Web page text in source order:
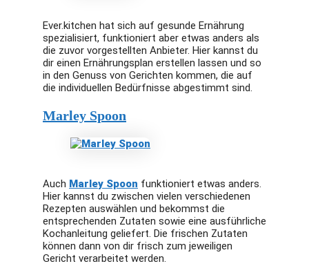
Ever.kitchen hat sich auf gesunde Ernährung
spezialisiert, funktioniert aber etwas anders als
die zuvor vorgestellten Anbieter. Hier kannst du
dir einen Ernährungsplan erstellen lassen und so
in den Genuss von Gerichten kommen, die auf
die individuellen Bedürfnisse abgestimmt sind.
Marley Spoon
Auch Marley Spoon funktioniert etwas anders.
Hier kannst du zwischen vielen verschiedenen
Rezepten auswählen und bekommst die
entsprechenden Zutaten sowie eine ausführliche
Kochanleitung geliefert. Die frischen Zutaten
können dann von dir frisch zum jeweiligen
Gericht verarbeitet werden.